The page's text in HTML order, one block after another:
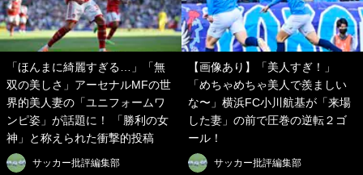
「ほんまに綺麗すぎる…」「無
双の美しさ」アーセナルMFの世
界的美人妻の「ユニフォームワ
ンピ姿」が話題に！ 「勝利の女
神」と称えられた衝撃的投稿
サッカー批評編集部
【画像あり】「美人すぎ！」
「めちゃめちゃ美人で羨ましい
な〜」横浜FC小川航基が「来場
した妻」の前で圧巻の逆転２ゴ
ール！
サッカー批評編集部